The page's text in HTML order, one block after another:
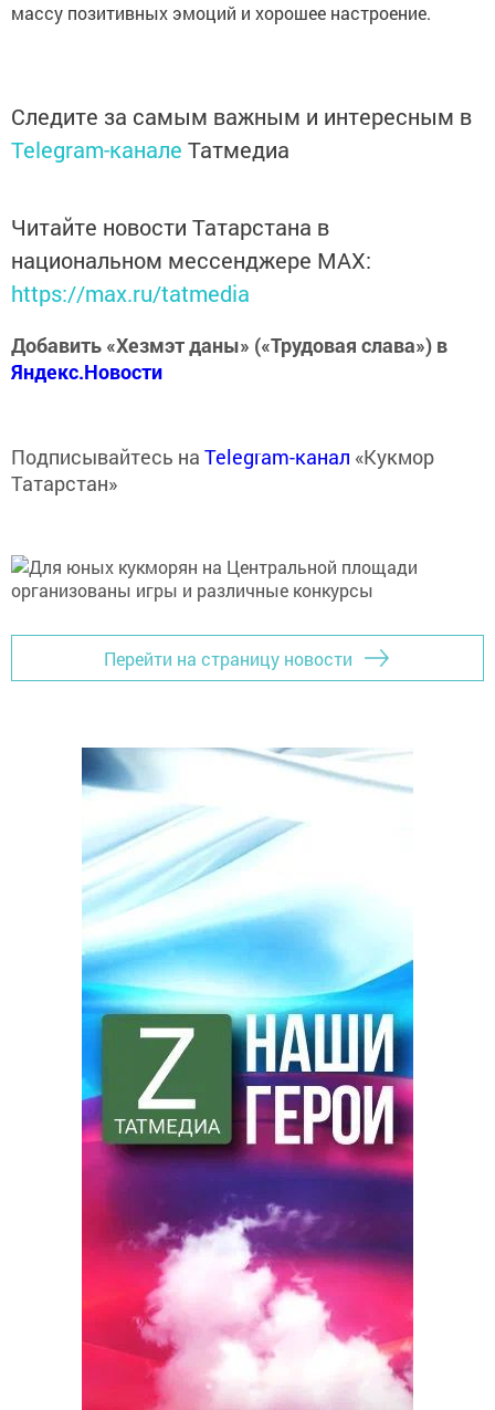
массу позитивных эмоций и хорошее настроение.
Следите за самым важным и интересным в
Telegram-канале Татмедиа
Читайте новости Татарстана в
национальном мессенджере MАХ:
https://max.ru/tatmedia
Добавить «Хезмэт даны» («Трудовая слава») в
Яндекс.Новости
Подписывайтесь на Telegram-канал «Кукмор
Татарстан»
Перейти на страницу новости